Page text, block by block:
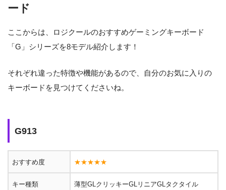
ード
ここからは、ロジクールのおすすめゲーミングキーボード
「G」シリーズを8モデル紹介します！
それぞれ違った特徴や機能があるので、自分のお気に入りの
キーボードを見つけてくださいね。
G913
おすすめ度 ★★★★★
キー種類 薄型GLクリッキーGLリニアGLタクタイル